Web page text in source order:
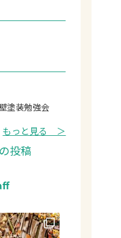
塗装勉強会
もっと見る ＞
投稿